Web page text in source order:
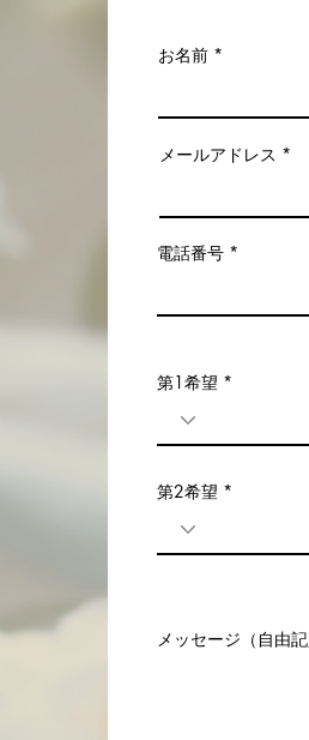
お名前
メールアドレス
電話番号
第1希望
第2希望
メッセージ（自由記